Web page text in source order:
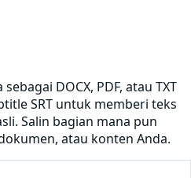
DOCX, PDF, atau TXT
SRT untuk memberi teks
Salin bagian mana pun
atau konten Anda.